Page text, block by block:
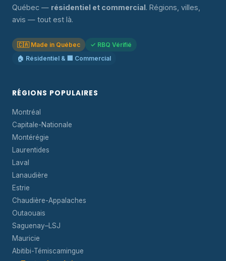
Québec — résidentiel et commercial. Régions, villes,
avis — tout est là.
🇨🇦 Made in Québec
✓ RBQ Vérifié
🏠 Résidentiel & 🏢 Commercial
RÉGIONS POPULAIRES
Montréal
Capitale-Nationale
Montérégie
Laurentides
Laval
Lanaudière
Estrie
Chaudière-Appalaches
Outaouais
Saguenay–LSJ
Mauricie
Abitibi-Témiscamingue